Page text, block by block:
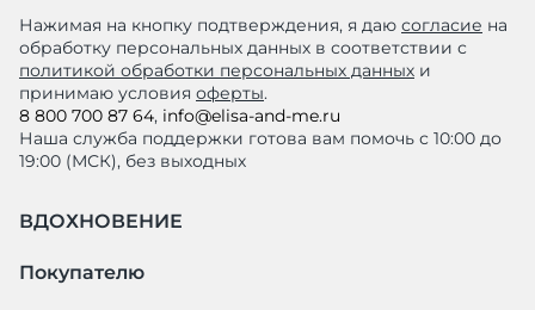
Нажимая на кнопку подтверждения, я даю согласие на
обработку персональных данных в соответствии с
политикой обработки персональных данных и
принимаю условия оферты.
8 800 700 87 64, info@elisa-and-me.ru
Наша служба поддержки готова вам помочь с 10:00 до
19:00 (МСК), без выходных
ВДОХНОВЕНИЕ
Покупателю